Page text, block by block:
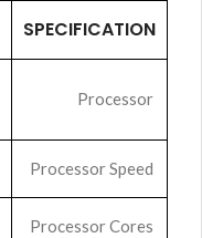
SPECIFICATION
Processor
Processor Speed
Processor Cores